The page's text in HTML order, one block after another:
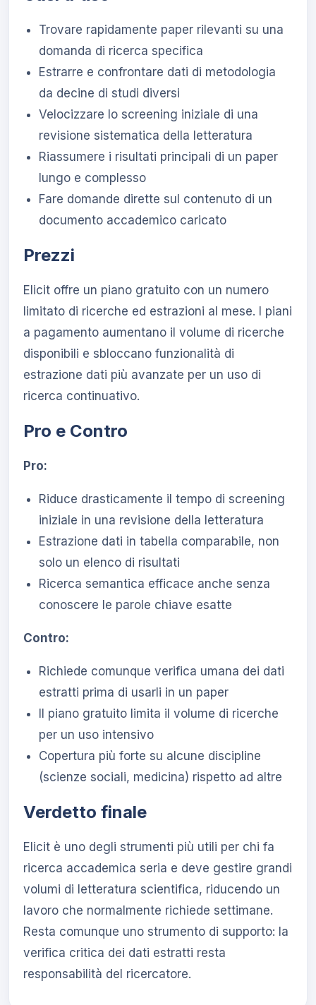
Trovare rapidamente paper rilevanti su una
domanda di ricerca specifica
Estrarre e confrontare dati di metodologia
da decine di studi diversi
Velocizzare lo screening iniziale di una
revisione sistematica della letteratura
Riassumere i risultati principali di un paper
lungo e complesso
Fare domande dirette sul contenuto di un
documento accademico caricato
Prezzi
Elicit offre un piano gratuito con un numero
limitato di ricerche ed estrazioni al mese. I piani
a pagamento aumentano il volume di ricerche
disponibili e sbloccano funzionalità di
estrazione dati più avanzate per un uso di
ricerca continuativo.
Pro e Contro
Pro:
Riduce drasticamente il tempo di screening
iniziale in una revisione della letteratura
Estrazione dati in tabella comparabile, non
solo un elenco di risultati
Ricerca semantica efficace anche senza
conoscere le parole chiave esatte
Contro:
Richiede comunque verifica umana dei dati
estratti prima di usarli in un paper
Il piano gratuito limita il volume di ricerche
per un uso intensivo
Copertura più forte su alcune discipline
(scienze sociali, medicina) rispetto ad altre
Verdetto finale
Elicit è uno degli strumenti più utili per chi fa
ricerca accademica seria e deve gestire grandi
volumi di letteratura scientifica, riducendo un
lavoro che normalmente richiede settimane.
Resta comunque uno strumento di supporto: la
verifica critica dei dati estratti resta
responsabilità del ricercatore.